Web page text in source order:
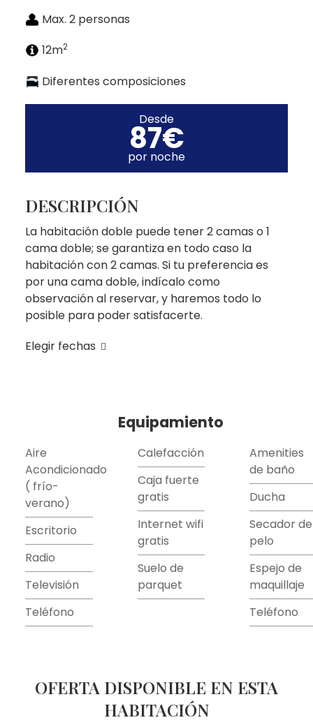
Max. 2 personas
12m2
Diferentes composiciones
Desde
87€
por noche
DESCRIPCIÓN
La habitación doble puede tener 2 camas o 1
cama doble; se garantiza en todo caso la
habitación con 2 camas. Si tu preferencia es
por una cama doble, indícalo como
observación al reservar, y haremos todo lo
posible para poder satisfacerte.
Elegir fechas
Equipamiento
Aire
Acondicionado
( frío-
verano)
Escritorio
Radio
Televisión
Teléfono
Calefacción
Caja fuerte
gratis
Internet wifi
gratis
Suelo de
parquet
Amenities
de baño
Ducha
Secador de
pelo
Espejo de
maquillaje
Teléfono
OFERTA DISPONIBLE EN ESTA
HABITACIÓN